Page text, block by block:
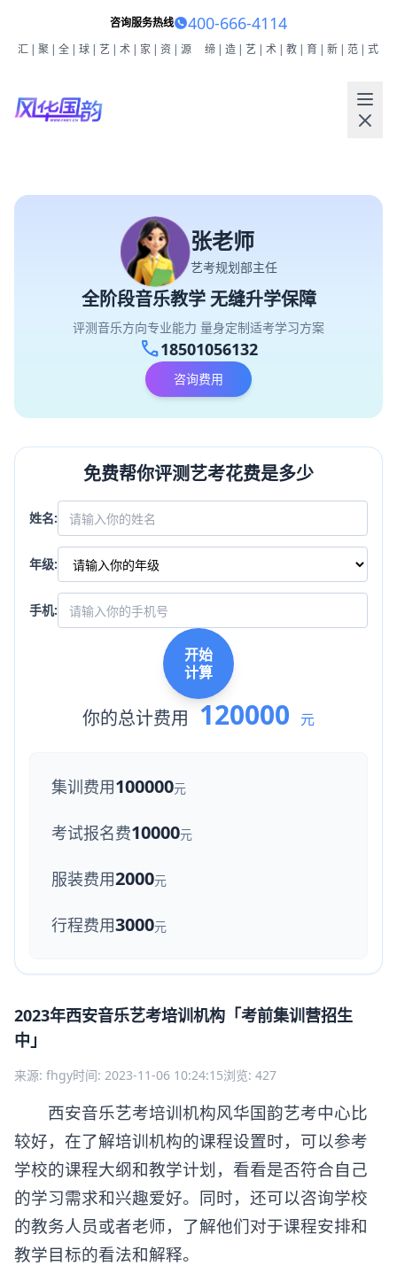
咨询服务热线 400-666-4114
汇|聚|全|球|艺|术|家|资|源 缔|造|艺|术|教|育|新|范|式
张老师
艺考规划部主任
全阶段音乐教学 无缝升学保障
评测音乐方向专业能力 量身定制适考学习方案
call18501056132
咨询费用
免费帮你评测艺考花费是多少
姓名:
年级:
手机:
开始
计算
你的总计费用 120000 元
集训费用100000元
考试报名费10000元
服装费用2000元
行程费用3000元
2023年西安音乐艺考培训机构「考前集训营招生
中」
来源: fhgy时间: 2023-11-06 10:24:15浏览: 427
西安音乐艺考培训机构风华国韵艺考中心比
较好，在了解培训机构的课程设置时，可以参考
学校的课程大纲和教学计划，看看是否符合自己
的学习需求和兴趣爱好。同时，还可以咨询学校
的教务人员或者老师，了解他们对于课程安排和
教学目标的看法和解释。